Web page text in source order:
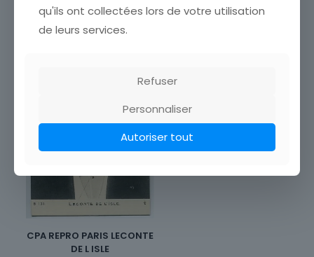
CPA REPRO PARIS LECONTE
DE L ISLE
qu'ils ont collectées lors de votre utilisation
de leurs services.
Refuser
Personnaliser
Autoriser tout